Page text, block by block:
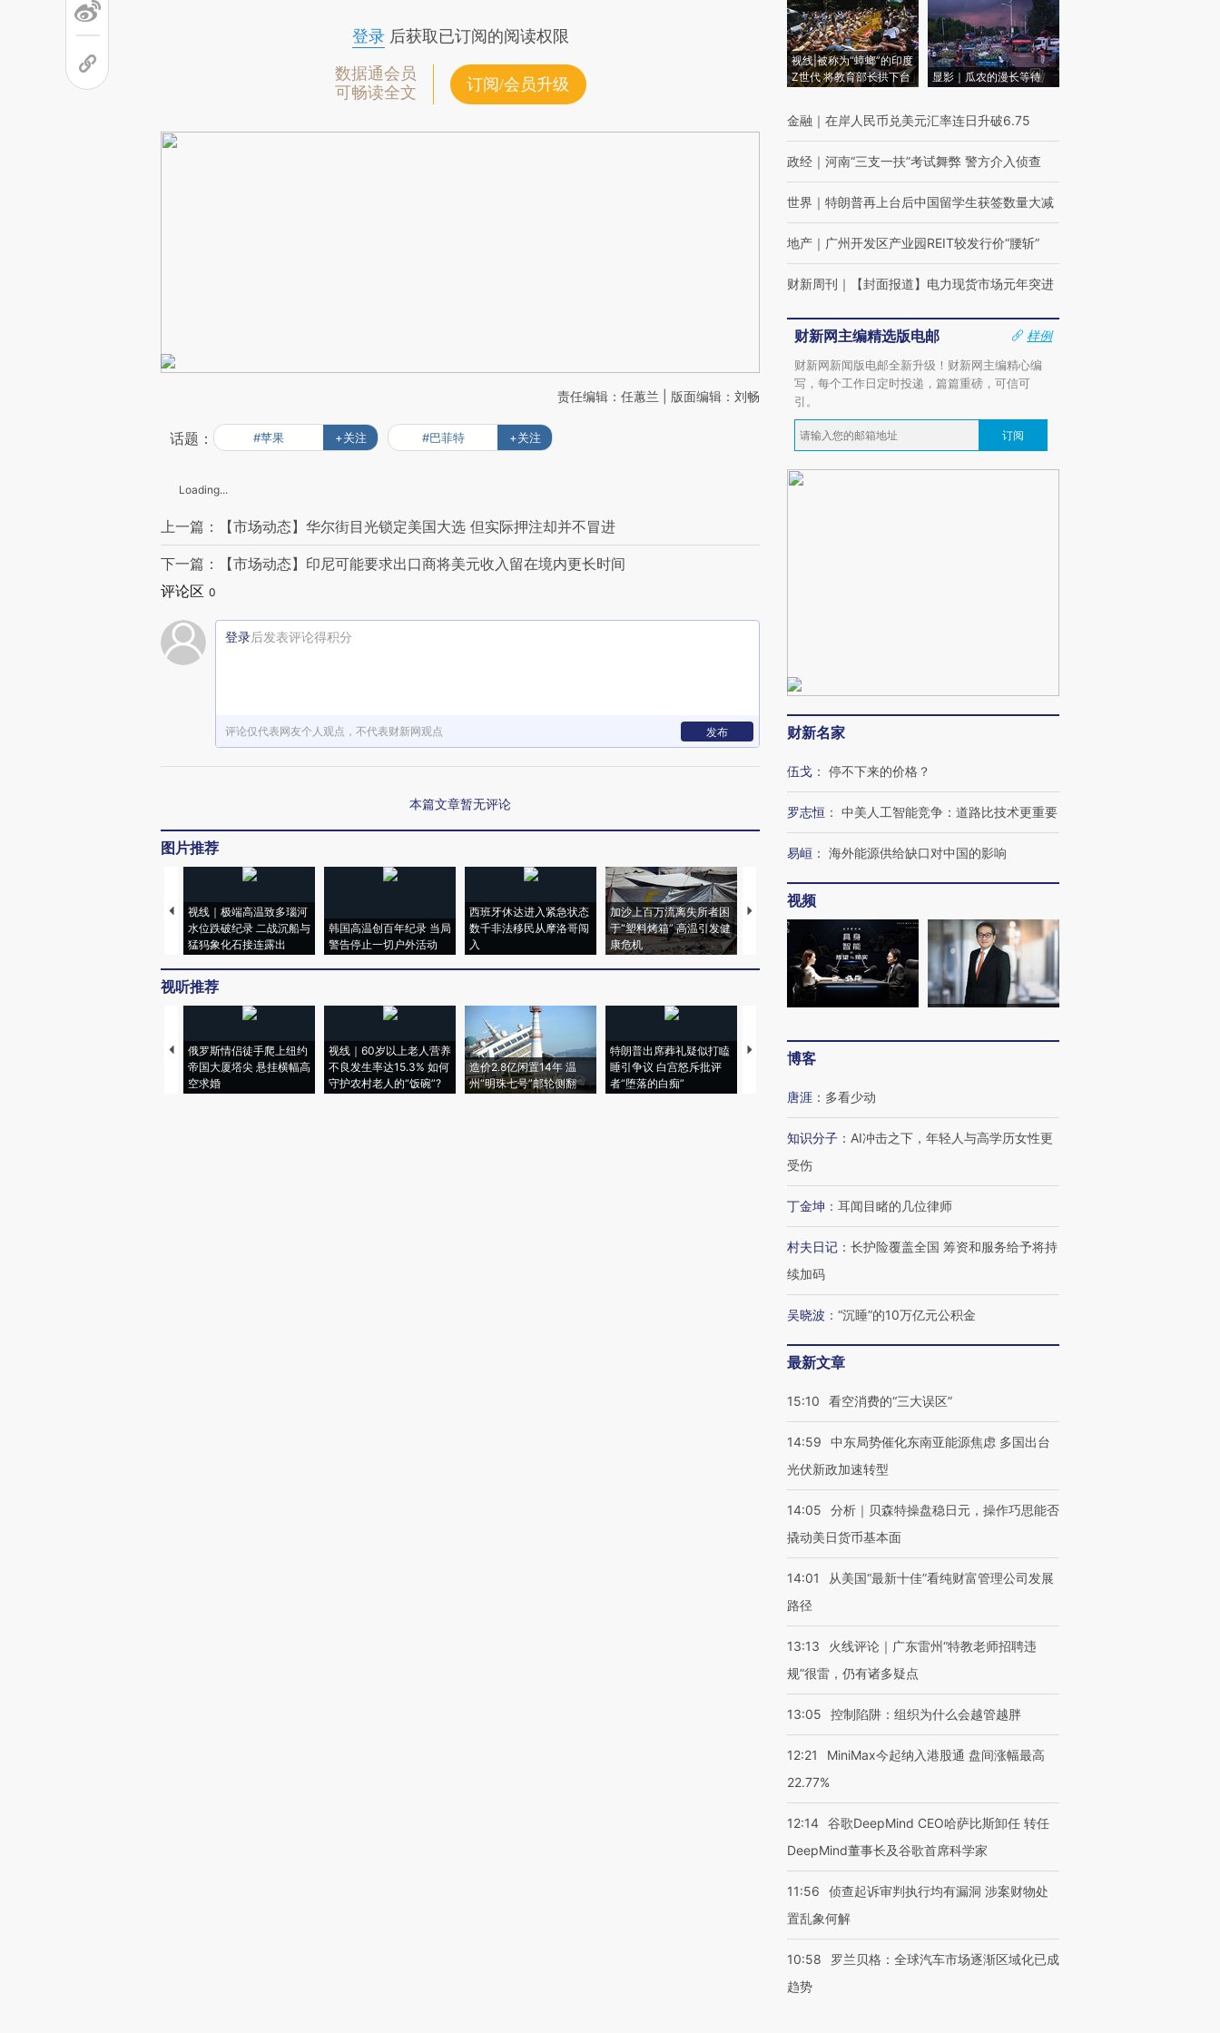
登录后获取已订阅的阅读权限
数据通会员
可畅读全文
订阅/会员升级
责任编辑：任蕙兰 | 版面编辑：刘畅
话题： #苹果 +关注 #巴菲特 +关注
Loading...
上一篇：【市场动态】华尔街目光锁定美国大选 但实际押注却并不冒进
下一篇：【市场动态】印尼可能要求出口商将美元收入留在境内更长时间
评论区 0
登录后发表评论得积分
评论仅代表网友个人观点，不代表财新网观点 发布
本篇文章暂无评论
图片推荐
视线｜极端高温致多瑙河
水位跌破纪录 二战沉船与
猛犸象化石接连露出
韩国高温创百年纪录 当局
警告停止一切户外活动
西班牙休达进入紧急状态
数千非法移民从摩洛哥闯
入
加沙上百万流离失所者困
于“塑料烤箱” 高温引发健
康危机
马航飞行员跨国走私7万
粒摇头丸 尿检体内含3种
术：是什么让中产们甘
心“花钱找虐”？
泽连斯基密集出访美英 索
要防空导弹“救急”
视听推荐
俄罗斯情侣徒手爬上纽约
帝国大厦塔尖 悬挂横幅高
空求婚
视线｜60岁以上老人营养
不良发生率达15.3% 如何
守护农村老人的“饭碗”?
造价2.8亿闲置14年 温
州“明珠七号”邮轮侧翻
特朗普出席葬礼疑似打瞌
睡引争议 白宫怒斥批评
者“堕落的白痴”
视线｜全球最热百城独占
97个 印度如何熬过48°C
视线|被称为“蟑螂”的印度
Z世代 将教育部长拱下台
显影｜瓜农的漫长等待
金融 ｜ 在岸人民币兑美元汇率连日升破6.75
政经 ｜ 河南“三支一扶”考试舞弊 警方介入侦查
世界 ｜ 特朗普再上台后中国留学生获签数量大减
地产 ｜ 广州开发区产业园REIT较发行价“腰斩”
财新周刊 ｜ 【封面报道】电力现货市场元年突进
财新网主编精选版电邮
样例
财新网新闻版电邮全新升级！财新网主编精心编
写，每个工作日定时投递，篇篇重磅，可信可
引。
订阅
财新名家
伍戈 ： 停不下来的价格？
罗志恒 ： 中美人工智能竞争：道路比技术更重要
易峘 ： 海外能源供给缺口对中国的影响
视频
博客
唐涯 ： 多看少动
知识分子 ： AI冲击之下，年轻人与高学历女性更
受伤
丁金坤 ： 耳闻目睹的几位律师
村夫日记 ： 长护险覆盖全国 筹资和服务给予将持
续加码
吴晓波 ： “沉睡”的10万亿元公积金
最新文章
15:10 看空消费的“三大误区”
14:59
中东局势催化东南亚能源焦虑 多国出台
光伏新政加速转型
14:05
分析｜贝森特操盘稳日元，操作巧思能否
撬动美日货币基本面
14:01
从美国“最新十佳”看纯财富管理公司发展
路径
13:13
火线评论｜广东雷州“特教老师招聘违
规”很雷，仍有诸多疑点
13:05 控制陷阱：组织为什么会越管越胖
12:21
MiniMax今起纳入港股通 盘间涨幅最高
22.77%
12:14 谷歌DeepMind CEO哈萨比斯卸任 转任
DeepMind董事长及谷歌首席科学家
11:56
侦查起诉审判执行均有漏洞 涉案财物处
置乱象何解
10:58
罗兰贝格：全球汽车市场逐渐区域化已成
趋势